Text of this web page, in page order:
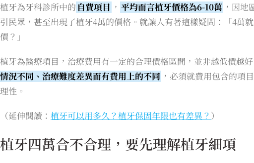
植牙為牙科診所中的 自費項目 ， 平均而言植牙價格為6-10萬 ，因地
引民眾，甚至出現了植牙4萬的價格。就讓人有著這樣疑問：「4萬
價？」
植牙為醫療項目，治療費用有一定的合理價格區間，並非越低價越好
情況不同、治療難度差異而有費用上的不同 ，必須就費用包含的項
理性。
（延伸閱讀： 植牙可以用多久？植牙保固年限也有差異？ ）
植牙四萬合不合理，要先理解植牙細項